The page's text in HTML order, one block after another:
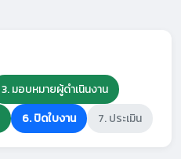
3. มอบหมายผู้ดำเนินงาน
6. ปิดใบงาน 7. ประเมิน